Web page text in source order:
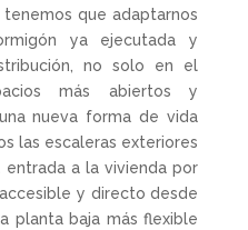
que adaptarnos
ya ejecutada y
no solo en el
más abiertos y
nueva forma de vida
las escaleras exteriores
a la vivienda por
y directo desde
planta baja más flexible